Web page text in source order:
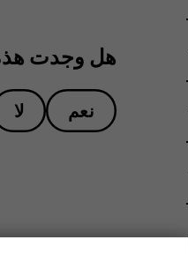
هل وجدت
نعم لا